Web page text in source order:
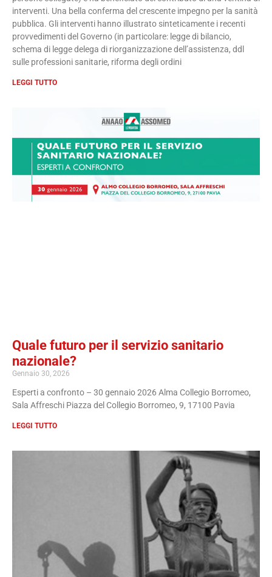
interventi. Una bella conferma del crescente impegno per la sanità
pubblica. Gli interventi hanno illustrato sinteticamente i recenti
provvedimenti del Governo (in particolare: legge di bilancio,
schema di legge delega di riorganizzazione dell’assistenza, ddl
sulle professioni sanitarie, riforma degli ordini
LEGGI TUTTO
Quale futuro per il servizio sanitario
nazionale?
Gennaio 30, 2026
Esperti a confronto – 30 gennaio 2026 Alma Collegio Borromeo,
Sala Affreschi Piazza del Collegio Borromeo, 9, 17100 Pavia
LEGGI TUTTO